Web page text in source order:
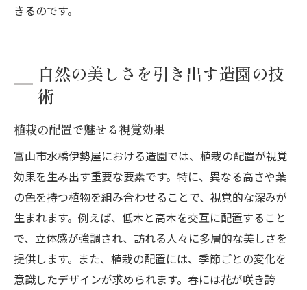
きるのです。
自然の美しさを引き出す造園の技
術
植栽の配置で魅せる視覚効果
富山市水橋伊勢屋における造園では、植栽の配置が視覚
効果を生み出す重要な要素です。特に、異なる高さや葉
の色を持つ植物を組み合わせることで、視覚的な深みが
生まれます。例えば、低木と高木を交互に配置すること
で、立体感が強調され、訪れる人々に多層的な美しさを
提供します。また、植栽の配置には、季節ごとの変化を
意識したデザインが求められます。春には花が咲き誇